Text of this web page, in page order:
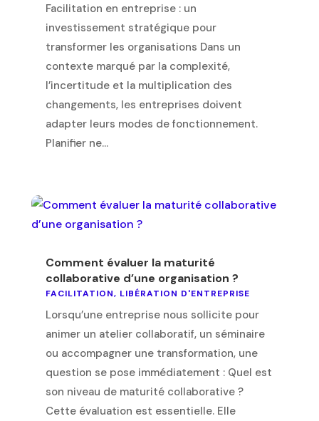
Facilitation en entreprise : un
investissement stratégique pour
transformer les organisations Dans un
contexte marqué par la complexité,
l’incertitude et la multiplication des
changements, les entreprises doivent
adapter leurs modes de fonctionnement.
Planifier ne...
Comment évaluer la maturité
collaborative d’une organisation ?
FACILITATION, LIBÉRATION D'ENTREPRISE
Lorsqu’une entreprise nous sollicite pour
animer un atelier collaboratif, un séminaire
ou accompagner une transformation, une
question se pose immédiatement : Quel est
son niveau de maturité collaborative ?
Cette évaluation est essentielle. Elle